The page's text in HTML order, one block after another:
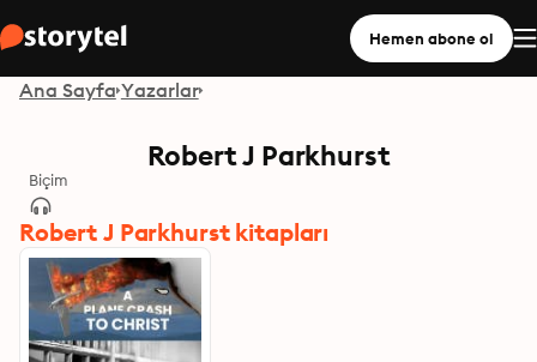
Hemen abone ol
Ana Sayfa Yazarlar
Robert J Parkhurst
Biçim
Robert J Parkhurst kitapları